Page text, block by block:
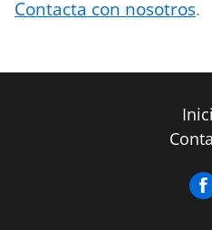
Contacta con nosotros.